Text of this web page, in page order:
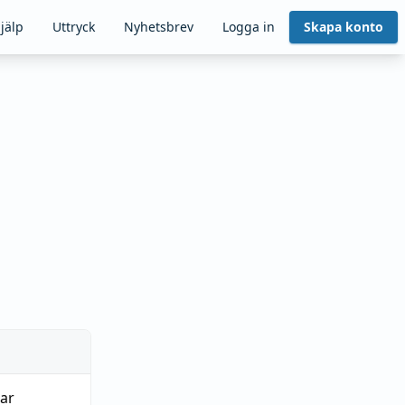
Uttryck Nyhetsbrev Logga in Skapa konto